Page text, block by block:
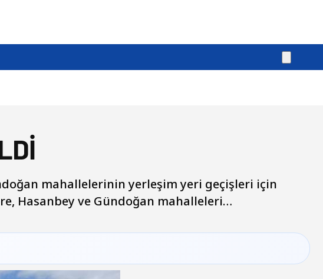
mahallelerinin yerleşim yeri geçişleri için
Hasanbey ve Gündoğan mahalleleri…